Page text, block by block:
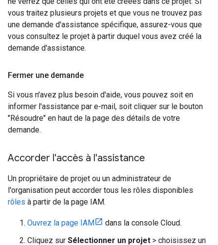
vous traitez plusieurs projets et que vous ne trouvez pas
une demande d'assistance spécifique, assurez-vous que
vous consultez le projet à partir duquel vous avez créé la
demande d'assistance.
Fermer une demande
Si vous n'avez plus besoin d'aide, vous pouvez soit en
informer l'assistance par e-mail, soit cliquer sur le bouton
"Résoudre" en haut de la page des détails de votre
demande.
Accorder l'accès à l'assistance
Un propriétaire de projet ou un administrateur de
l'organisation peut accorder tous les rôles disponibles
rôles à partir de la page IAM.
Ouvrez la page IAM
dans la console Cloud.
Cliquez sur Sélectionner un projet > choisissez un